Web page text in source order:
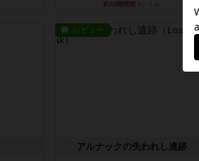
約10時間前
レビュー
アルナックの失われし遺跡